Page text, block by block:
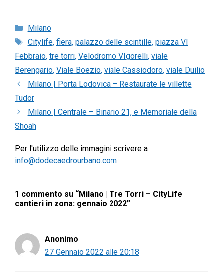
Categorie
Milano
Tag
Citylife, fiera, palazzo delle scintille, piazza VI
Febbraio, tre torri, Velodromo VIgorelli, viale
Berengario, Viale Boezio, viale Cassiodoro, viale Duilio
Milano | Porta Lodovica – Restaurate le villette
Tudor
Milano | Centrale – Binario 21, e Memoriale della
Shoah
Per l'utilizzo delle immagini scrivere a
info@dodecaedrourbano.com
1 commento su “Milano | Tre Torri – CityLife
cantieri in zona: gennaio 2022”
Anonimo
27 Gennaio 2022 alle 20:18